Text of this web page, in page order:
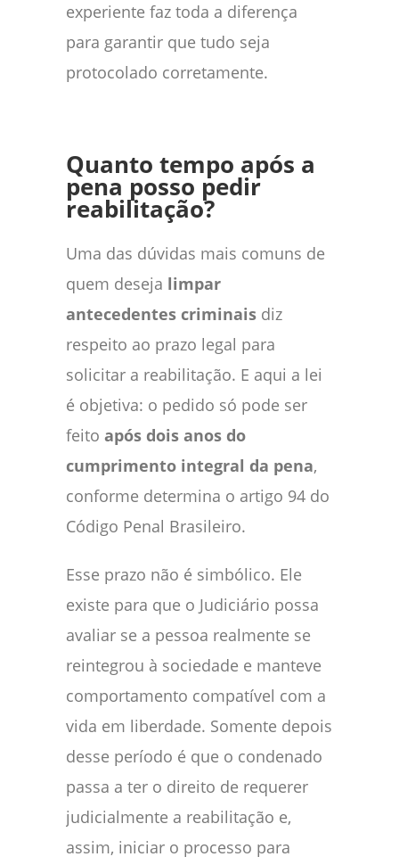
experiente faz toda a diferença
para garantir que tudo seja
protocolado corretamente.
Quanto tempo após a
pena posso pedir
reabilitação?
Uma das dúvidas mais comuns de
quem deseja limpar
antecedentes criminais diz
respeito ao prazo legal para
solicitar a reabilitação. E aqui a lei
é objetiva: o pedido só pode ser
feito após dois anos do
cumprimento integral da pena,
conforme determina o artigo 94 do
Código Penal Brasileiro.
Esse prazo não é simbólico. Ele
existe para que o Judiciário possa
avaliar se a pessoa realmente se
reintegrou à sociedade e manteve
comportamento compatível com a
vida em liberdade. Somente depois
desse período é que o condenado
passa a ter o direito de requerer
judicialmente a reabilitação e,
assim, iniciar o processo para